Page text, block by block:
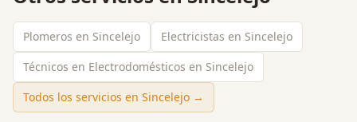
Plomeros en Sincelejo
Electricistas en Sincelejo
Técnicos en Electrodomésticos en Sincelejo
Todos los servicios en Sincelejo →